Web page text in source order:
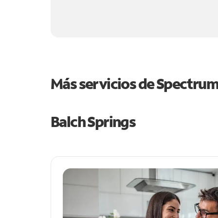
Más servicios de
Balch Springs